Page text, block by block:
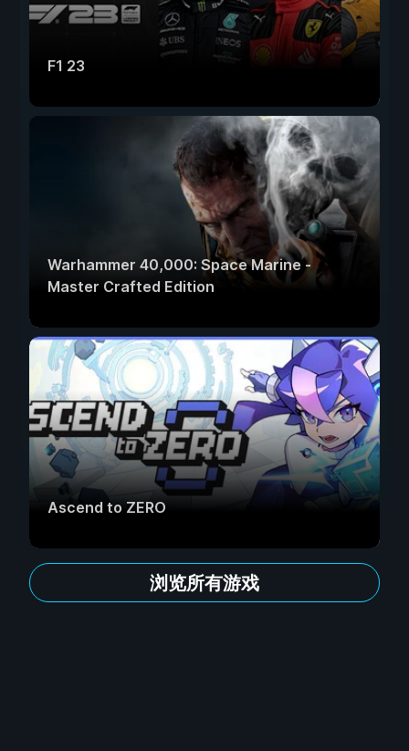
F1 23
Warhammer 40,000: Space Marine -
Master Crafted Edition
Ascend to ZERO
浏览所有游戏